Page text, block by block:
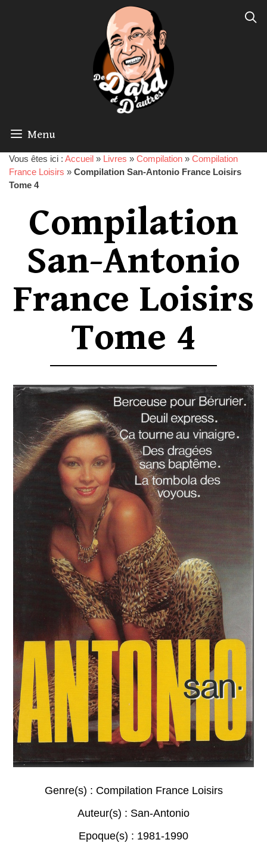
Menu
Vous êtes ici : Accueil » Livres » Compilation » Compilation
France Loisirs » Compilation San-Antonio France Loisirs
Tome 4
Compilation
San-Antonio
France Loisirs
Tome 4
Genre(s) : Compilation France Loisirs
Auteur(s) : San-Antonio
Epoque(s) : 1981-1990